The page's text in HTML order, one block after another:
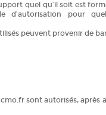
quel qu’il soit est
d’autorisation pour
peuvent provenir de
sont autorisés,